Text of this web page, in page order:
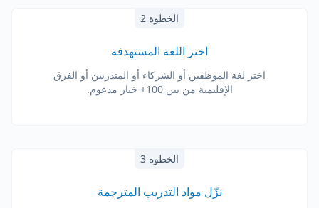
الخطوة 2
اختر اللغة المستهدفة
اختر لغة الموظفين أو الشركاء أو المتدربين أو الفرق
الإقليمية من بين 100+ خيار مدعوم.
الخطوة 3
نزّل مواد التدريب المترجمة